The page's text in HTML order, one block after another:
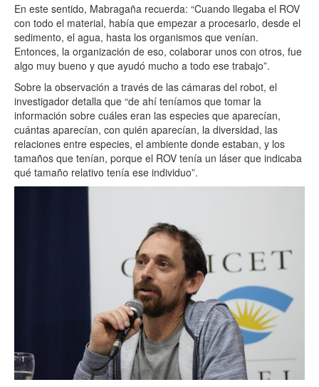
En este sentido, Mabragaña recuerda: “Cuando llegaba el ROV
con todo el material, había que empezar a procesarlo, desde el
sedimento, el agua, hasta los organismos que venían.
Entonces, la organización de eso, colaborar unos con otros, fue
algo muy bueno y que ayudó mucho a todo ese trabajo”.
Sobre la observación a través de las cámaras del robot, el
investigador detalla que “de ahí teníamos que tomar la
información sobre cuáles eran las especies que aparecían,
cuántas aparecían, con quién aparecían, la diversidad, las
relaciones entre especies, el ambiente donde estaban, y los
tamaños que tenían, porque el ROV tenía un láser que indicaba
qué tamaño relativo tenía ese individuo”.